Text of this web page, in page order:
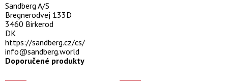
Sandberg A/S
Bregnerodvej 133D
3460 Birkerod
DK
https://sandberg.cz/cs/
info@sandberg.world
Doporučené produkty